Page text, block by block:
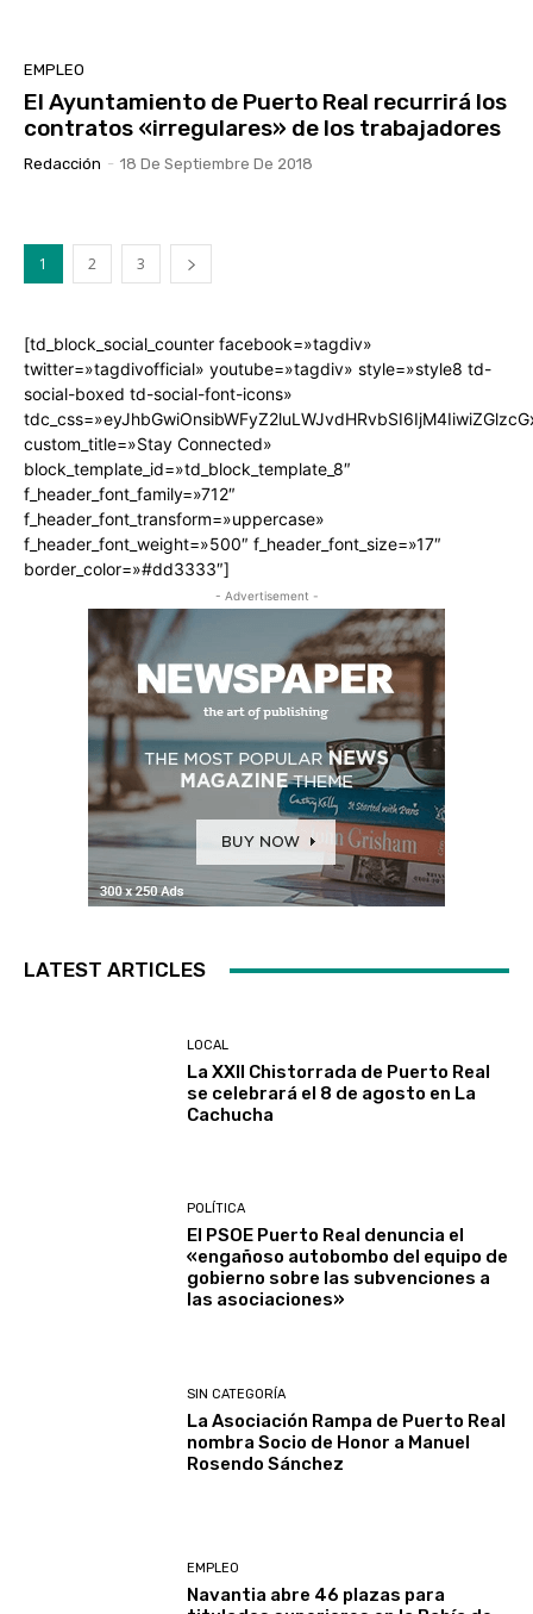
EMPLEO
El Ayuntamiento de Puerto Real recurrirá los
contratos «irregulares» de los trabajadores
Redacción - 18 De Septiembre De 2018
1 2 3
[td_block_social_counter facebook=»tagdiv»
twitter=»tagdivofficial» youtube=»tagdiv» style=»style8 td-
social-boxed td-social-font-icons»
custom_title=»Stay Connected»
block_template_id=»td_block_template_8″
f_header_font_family=»712″
f_header_font_transform=»uppercase»
f_header_font_weight=»500″ f_header_font_size=»17″
border_color=»#dd3333″]
- Advertisement -
LATEST ARTICLES
LOCAL
La XXII Chistorrada de Puerto Real
se celebrará el 8 de agosto en La
Cachucha
POLÍTICA
El PSOE Puerto Real denuncia el
«engañoso autobombo del equipo de
gobierno sobre las subvenciones a
las asociaciones»
SIN CATEGORÍA
La Asociación Rampa de Puerto Real
nombra Socio de Honor a Manuel
Rosendo Sánchez
EMPLEO
Navantia abre 46 plazas para